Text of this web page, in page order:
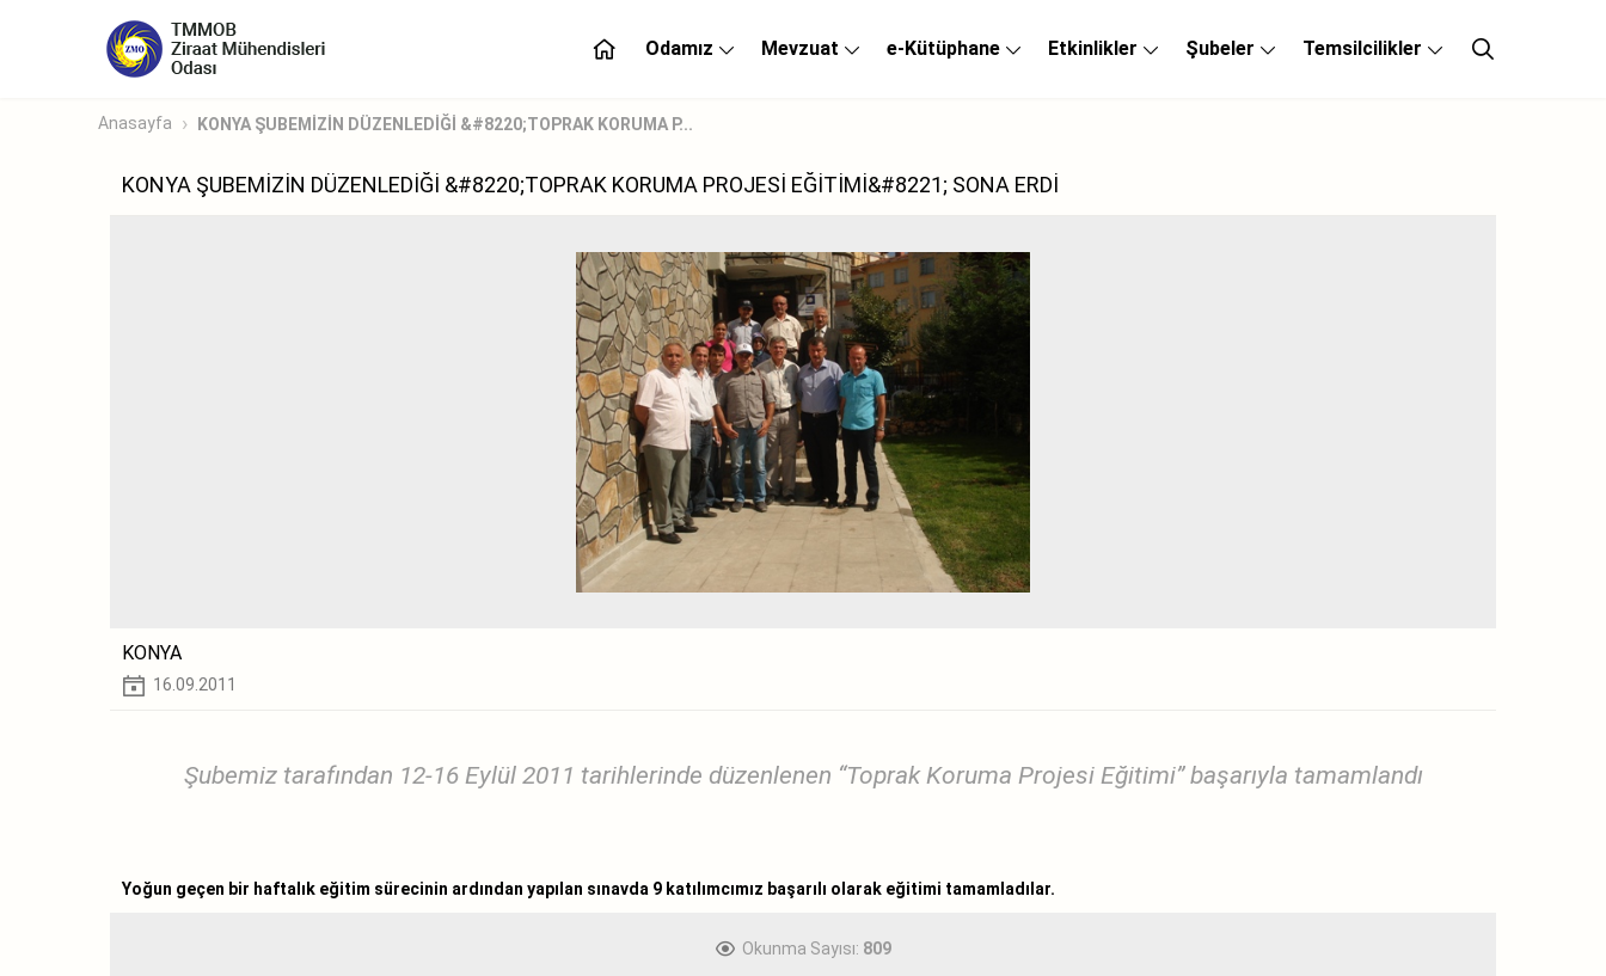
Odamız Mevzuat e-Kütüphane Etkinlikler Şubeler Temsilcilikler
Anasayfa KONYA ŞUBEMİZİN DÜZENLEDİĞİ &#8220;TOPRAK KORUMA P...
KONYA ŞUBEMİZİN DÜZENLEDİĞİ &#8220;TOPRAK KORUMA PROJESİ EĞİTİMİ&#8221; SONA ERDİ
KONYA
16.09.2011
Şubemiz tarafından 12-16 Eylül 2011 tarihlerinde düzenlenen “Toprak Koruma Projesi Eğitimi” başarıyla tamamlandı
Yoğun geçen bir haftalık eğitim sürecinin ardından yapılan sınavda 9 katılımcımız başarılı olarak eğitimi tamamladılar.
Okunma Sayısı: 809